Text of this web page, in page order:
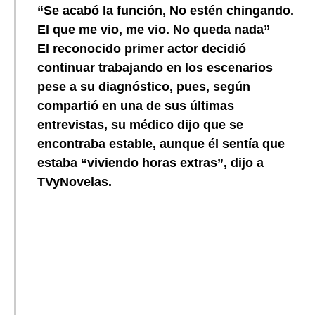
“Se acabó la función, No estén chingando.
El que me vio, me vio. No queda nada”
El reconocido primer actor decidió
continuar trabajando en los escenarios
pese a su diagnóstico, pues, según
compartió en una de sus últimas
entrevistas, su médico dijo que se
encontraba estable, aunque él sentía que
estaba “viviendo horas extras”, dijo a
TVyNovelas.